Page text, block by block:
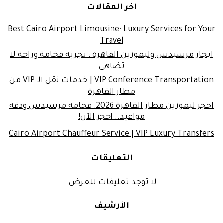
اخر المقالات
Best Cairo Airport Limousine: Luxury Services for Your
Travel
ايجار مرسيدس وليموزين القاهرة : تجربة فخامة وراحة لا
تضاهى
VIP Conference Transportation | خدمات نقل الـ VIP من
مطار القاهرة
احجز ليموزين مطار القاهرة 2026: فخامة مرسيدس ودقة
مواعيد.. احجز الآن!
Cairo Airport Chauffeur Service | VIP Luxury Transfers
التعليقات
لا توجد تعليقات للعرض.
الأرشيف